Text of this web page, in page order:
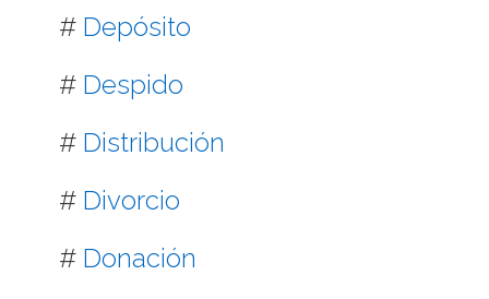
# Depósito
# Despido
# Distribución
# Divorcio
# Donación